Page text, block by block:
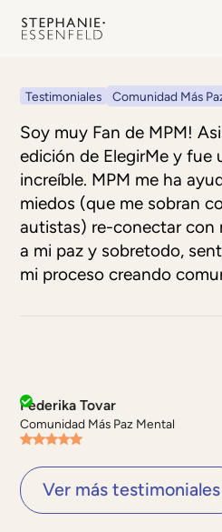
Testimoniales Comunidad Más
Soy muy Fan de MPM!
edición de ElegirMe y fue
increíble. MPM me ha
miedos (que me sobran
autistas) re-conectar con
a mi paz y sobretodo,
mi proceso creando
Federika Tovar
Comunidad Más Paz Mental
Ver más testimoniales